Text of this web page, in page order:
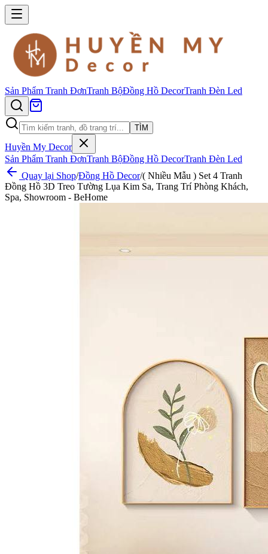
Sản Phẩm Tranh ĐơnTranh BộĐồng Hồ DecorTranh Đèn Led
TÌM
Huyền My Decor
Sản Phẩm Tranh ĐơnTranh BộĐồng Hồ DecorTranh Đèn Led
Quay lại Shop/Đồng Hồ Decor/( Nhiều Mẫu ) Set 4 Tranh
Đồng Hồ 3D Treo Tường Lụa Kim Sa, Trang Trí Phòng Khách,
Spa, Showroom - BeHome